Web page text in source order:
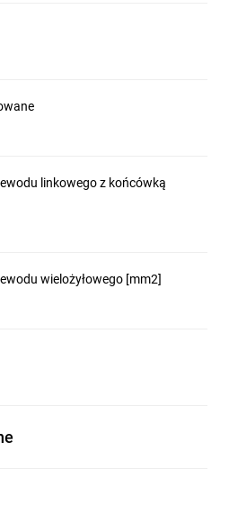
linkowego z końcówką
wielożyłowego [mm2]